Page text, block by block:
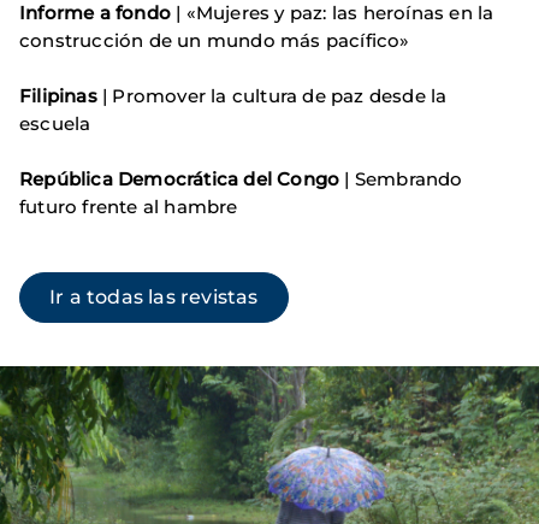
Imagen
Informe a fondo | «Mujeres y paz: las heroínas en la
construcción de un mundo más pacífico»
Filipinas| Promover la cultura de paz desde la
escuela
República Democrática del Congo | Sembrando
futuro frente al hambre
Ir a todas las revistas